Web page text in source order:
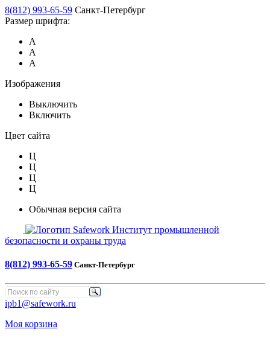
8(812) 993-65-59 Санкт-Петербург
Размер шрифта:
А
А
А
Изображения
Выключить
Включить
Цвет сайта
Ц
Ц
Ц
Ц
Обычная версия сайта
Safework Институт промышленной
безопасности и охраны труда
8(812) 993-65-59 Санкт-Петербург
ipb1@safework.ru
Моя корзина